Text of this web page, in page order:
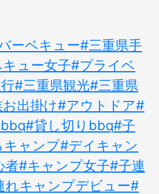
ーベキュー#三重県手
ュー女子#プライベ
#三重県観光#三重県
出掛け#アウトドア#
#貸し切りbbq#子
キャンプ#デイキャン
者#キャンプ女子#子連
れキャンプデビュー#